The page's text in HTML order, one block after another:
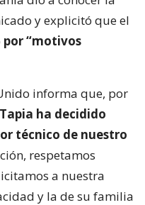
y explicitó que el
por “motivos
informa que, por
ha decidido
técnico de nuestro
respetamos
a nuestra
y la de su familia